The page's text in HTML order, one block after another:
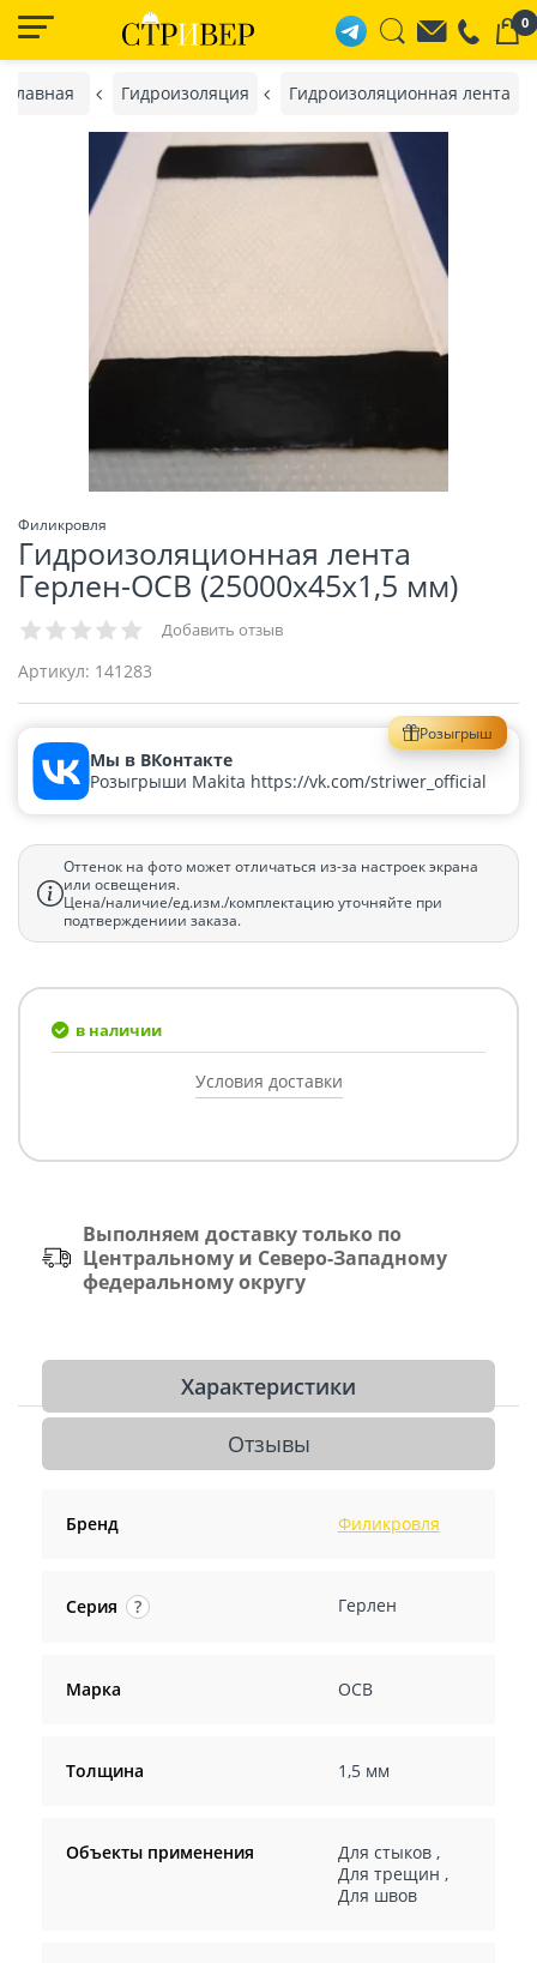
0
Главная Гидроизоляция Гидроизоляционная лента
Филикровля
Гидроизоляционная лента
Герлен-ОСВ (25000х45х1,5 мм)
Добавить отзыв
Артикул: 141283
Розыгрыш
Мы в ВКонтакте
Розыгрыши Makita https://vk.com/striwer_official
Оттенок на фото может отличаться из-за настроек экрана
или освещения.
Цена/наличие/ед.изм./комплектацию уточняйте при
подтверждениии заказа.
в наличии
Условия доставки
Выполняем доставку только по
Центральному и Северо-Западному
федеральному округу
Характеристики
Отзывы
Бренд Филикровля
Серия ? Герлен
Марка ОСВ
Толщина 1,5 мм
Объекты применения Для стыков,
Для трещин ,
Для швов